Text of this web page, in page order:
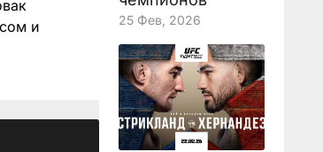
и
25 Фев, 2026